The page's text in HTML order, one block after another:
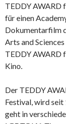
TEDDY AWARD
für einen
Dokumentarfilm
Arts and
TEDDY AWARD
Kino.
Der TEDDY
Festival, wird seit
geht in